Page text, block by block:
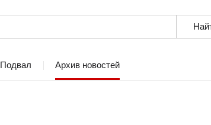
Подвал Архив новостей